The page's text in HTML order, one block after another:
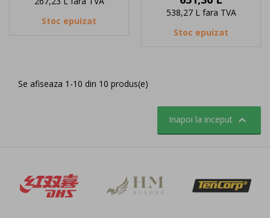
Stoc epuizat
538,27 L fara TVA
Stoc epuizat
Se afiseaza 1-10 din 10 produs(e)
Inapoi la inceput 